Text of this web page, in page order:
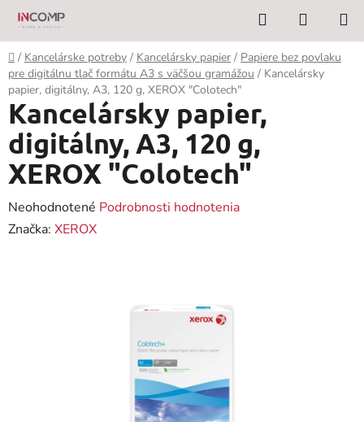
Prejsť
obsah
Hľadať
KOŠÍK
Domov
/ Kancelárske potreby / Kancelársky papier / Papiere bez povlaku
pre digitálnu tlač formátu A3 s väčšou gramážou / Kancelársky
papier, digitálny, A3, 120 g, XEROX "Colotech"
Kancelársky papier,
digitálny, A3, 120 g,
XEROX "Colotech"
Priemerné
hodnotenie
Neohodnotené Podrobnosti hodnotenia
Značka: XEROX